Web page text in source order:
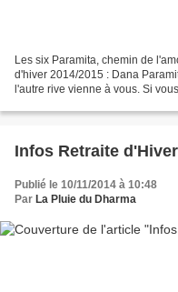
Les six Paramita, chemin de
d'hiver 2014/2015 : Dana
l'autre rive vienne à vous. Si
Infos Retraite
Publié le 10/11/2014 à 10:48
Par La Pluie du Dharma